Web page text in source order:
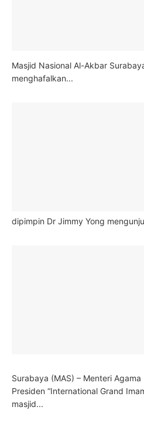
Masjid Nasional Al-Akbar
menghafalkan...
dipimpin Dr Jimmy Yong
Surabaya (MAS) – Menteri
Presiden “International Grand
masjid...